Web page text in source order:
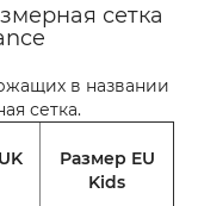
сетка
в названии
сетка.
Размер EU
Kids